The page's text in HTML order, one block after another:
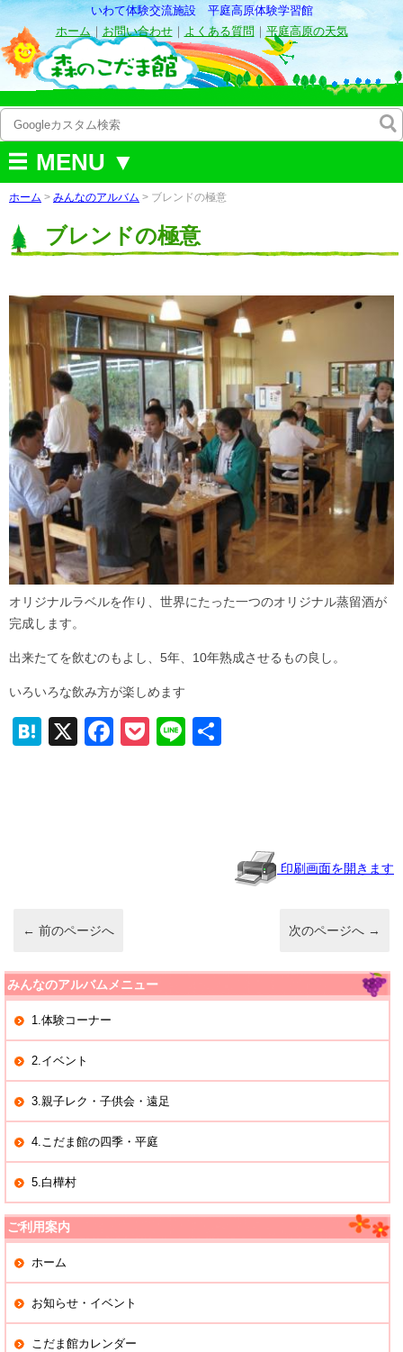
いわて体験交流施設 平庭高原体験学習館
ホーム｜ お問い合わせ｜ よくある質問 ｜ 平庭高原の天気
MENU ▼
ホーム > みんなのアルバム > ブレンドの極意
ブレンドの極意
オリジナルラベルを作り、世界にたった一つのオリジナル蒸留酒が
完成します。
出来たてを飲むのもよし、5年、10年熟成させるもの良し。
いろいろな飲み方が楽しめます
H
X
F
k
P
Li
印刷画面を開きます
← 前のページへ 次のページへ →
みんなのアルバムメニュー
1.体験コーナー
2.イベント
3.親子レク・子供会・遠足
4.こだま館の四季・平庭
5.白樺村
ご利用案内
ホーム
お知らせ・イベント
こだま館カレンダー